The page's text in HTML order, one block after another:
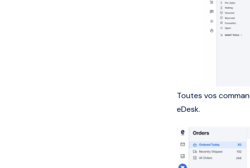
Toutes vos
eDesk.